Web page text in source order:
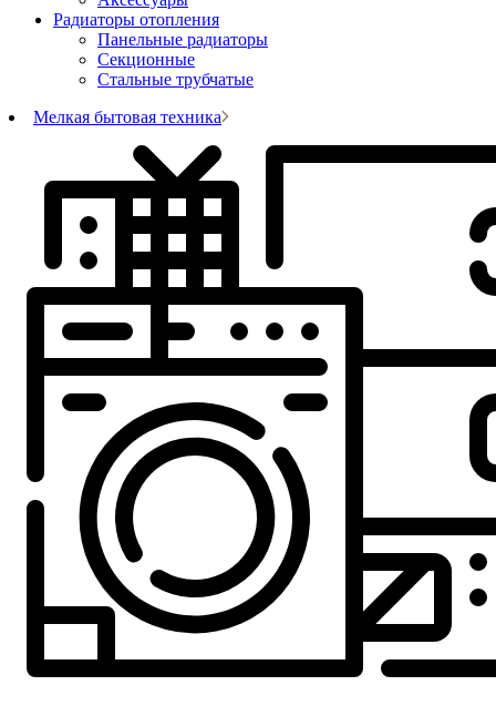
Радиаторы отопления
Панельные радиаторы
Секционные
Стальные трубчатые
Мелкая бытовая техника